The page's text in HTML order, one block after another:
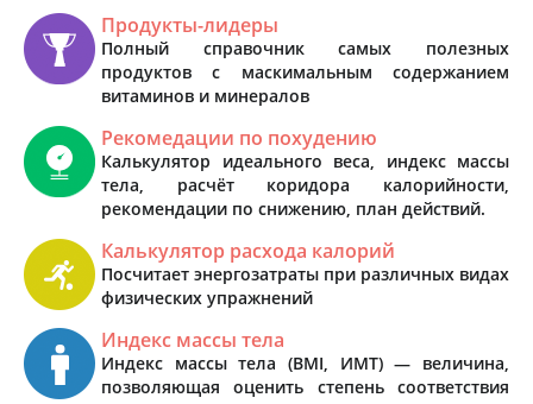
Продукты-лидеры
Полный справочник самых полезных
продуктов с маскимальным содержанием
витаминов и минералов
Рекомедации по похудению
Калькулятор идеального веса, индекс массы
тела, расчёт коридора калорийности,
рекомендации по снижению, план действий.
Калькулятор расхода калорий
Посчитает энергозатраты при различных видах
физических упражнений
Индекс массы тела
Индекс массы тела (BMI, ИМТ) — величина,
позволяющая оценить степень соответствия